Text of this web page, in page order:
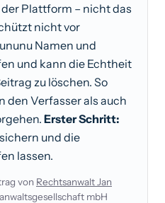
Plattform – nicht das
nicht vor
Namen und
und kann die Echtheit
zu löschen. So
den Verfasser als auch
Erster Schritt:
und die
lassen.
von Rechtsanwalt Jan
mbH